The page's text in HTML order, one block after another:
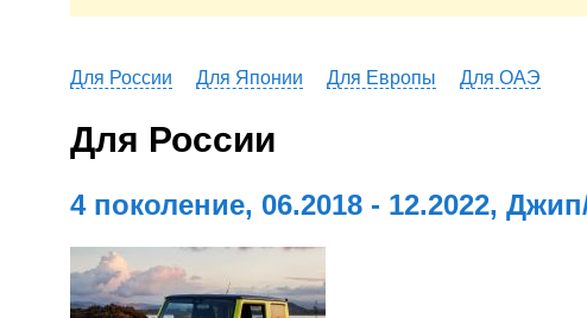
Для России Для Японии Для Европы Для ОАЭ
Для России
4 поколение, 06.2018 - 12.2022,